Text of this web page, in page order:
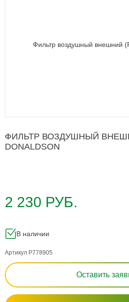
ФИЛЬТР ВОЗДУШНЫЙ
DONALDSON
2 230 РУБ.
В наличии
Артикул P778905
Оставить